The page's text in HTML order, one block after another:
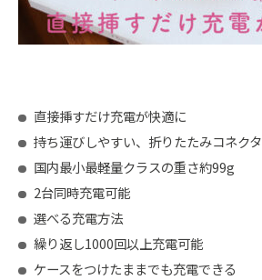
直接挿すだけ充電が快適に
持ち運びしやすい、折りたたみコネクタ
国内最小最軽量クラスの重さ約99g
2台同時充電可能
選べる充電方法
繰り返し1000回以上充電可能
ケースをつけたままでも充電できる